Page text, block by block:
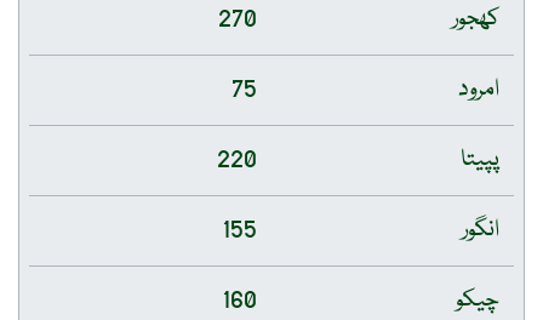
کھجور
270
امرود
75
پپیتا
220
انگور
155
چیکو
160